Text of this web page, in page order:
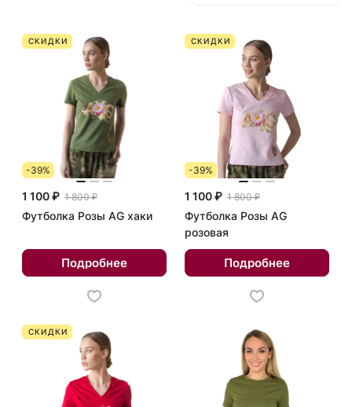
СКИДКИ
-39%
1 100 ₽ 1 800 ₽
Футболка Розы AG хаки
Подробнее
СКИДКИ
-39%
1 100 ₽ 1 800 ₽
Футболка Розы AG
розовая
Подробнее
СКИДКИ